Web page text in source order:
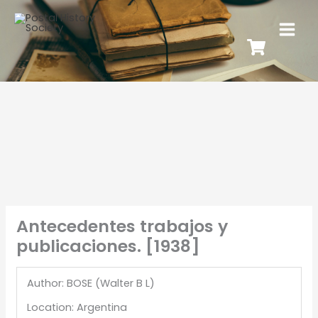
Antecedentes trabajos y
publicaciones. [1938]
Author: BOSE (Walter B L)
Location: Argentina